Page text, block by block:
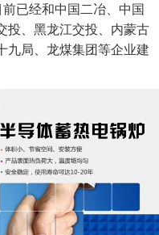
已经和中国二冶、中国
投、黑龙江交投、内蒙古
九局、龙煤集团等企业建